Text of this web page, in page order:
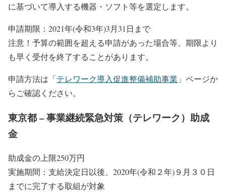
に基づいて導入する機器・ソフト等を選定します。
申請期限：2021年(令和3年)3月31日まで
注意！予算の範囲を超える申請があった場合等、期限より
も早く受付を終了することがあります。
申請方法は「テレワーク導入促進整備補助事業 」ページか
らご確認ください。
東京都 – 事業継続緊急対策（テレワーク）助成
金
助成金の上限250万円
実施期間：支給決定日以後、2020年(令和２年)９月３０日
までに完了する取組が対象